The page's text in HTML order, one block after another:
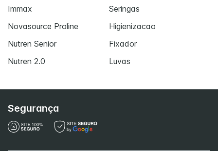
Immax
Novasource Proline
Nutren Senior
Nutren 2.0
Seringas
Higienizacao
Fixador
Luvas
Segurança